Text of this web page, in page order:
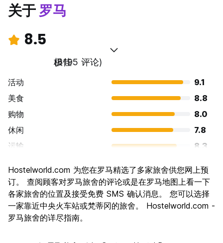
关于罗马
8.5
极佳
(8195 评论)
活动
9.1
美食
8.8
购物
8.0
休闲
7.8
运输
8.3
文化
9.6
夜生活
7.7
物有所值
7.7
Hostelworld.com 为您在罗马精选了多家旅舍供您网上预
订。 查阅顾客对罗马旅舍的评论或是在罗马地图上看一下
各家旅舍的位置及接受免费 SMS 确认消息。 您可以选择
一家靠近中央火车站或梵蒂冈的旅舍。 Hostelworld.com -
罗马旅舍的详尽指南。